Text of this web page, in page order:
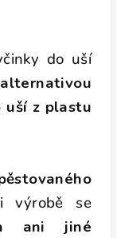
do uší
z plastu
výrobě se
ani jiné